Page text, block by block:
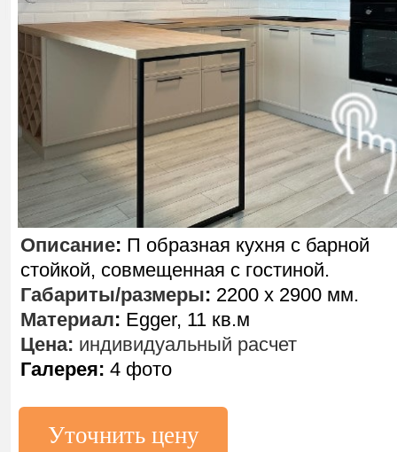
Описание: П образная кухня с барной
стойкой, совмещенная с гостиной.
Габариты/размеры: 2200 х 2900 мм.
Материал: Egger, 11 кв.м
Цена: индивидуальный расчет
Галерея: 4 фото
Уточнить цену